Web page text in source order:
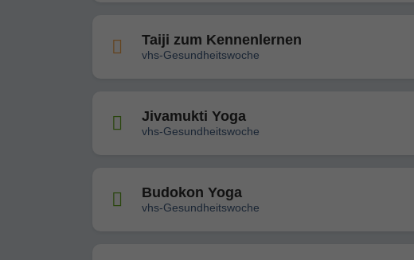
Taiji zum Kennenlernen
vhs-Gesundheitswoche
Jivamukti Yoga
vhs-Gesundheitswoche
Budokon Yoga
vhs-Gesundheitswoche